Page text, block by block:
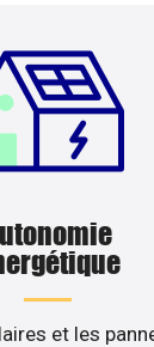
et les